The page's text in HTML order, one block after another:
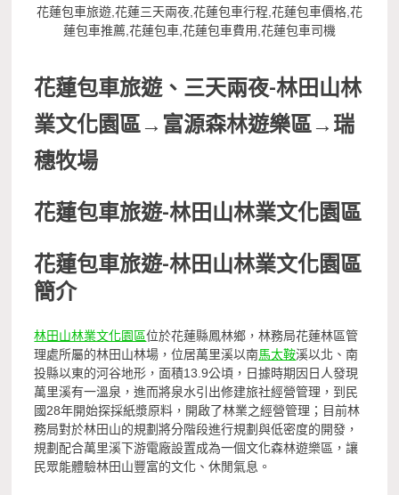
花蓮包車旅遊,花蓮三天兩夜,花蓮包車行程,花蓮包車價格,花
蓮包車推薦,花蓮包車,花蓮包車費用,花蓮包車司機
花蓮包車旅遊、三天兩夜-林田山林
業文化園區→富源森林遊樂區→瑞
穗牧場
花蓮包車旅遊-林田山林業文化園區
花蓮包車旅遊-林田山林業文化園區
簡介
林田山林業文化園區位於花蓮縣鳳林鄉，林務局花蓮林區管
理處所屬的林田山林場，位居萬里溪以南馬太鞍溪以北、南
投縣以東的河谷地形，面積13.9公頃，日據時期因日人發現
萬里溪有一溫泉，進而將泉水引出修建旅社經營管理，到民
國28年開始探採紙漿原料，開啟了林業之經營管理；目前林
務局對於林田山的規劃將分階段進行規劃與低密度的開發，
規劃配合萬里溪下游電廠設置成為一個文化森林遊樂區，讓
民眾能體驗林田山豐富的文化、休閒氣息。